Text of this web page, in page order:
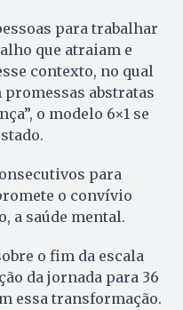
para trabalhar
que atraiam e
contexto, no qual
abstratas
o modelo 6×1 se
para
o convívio
a saúde mental.
o fim da escala
da jornada para 36
essa transformação.